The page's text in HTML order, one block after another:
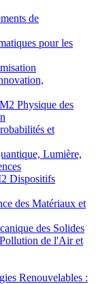
de
pour les
Physique des
et
Lumière,
Dispositifs
des Matériaux et
des Solides
de l'Air et
Renouvelables :